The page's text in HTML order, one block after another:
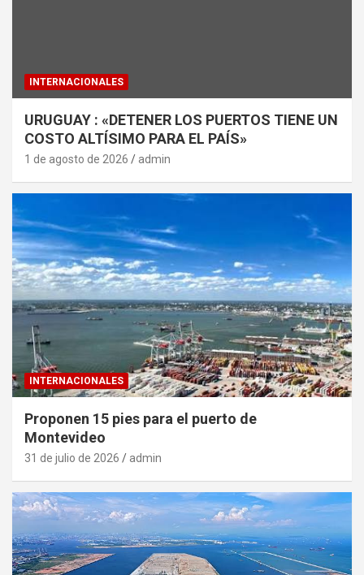
INTERNACIONALES
URUGUAY : «DETENER LOS PUERTOS TIENE UN
COSTO ALTÍSIMO PARA EL PAÍS»
1 de agosto de 2026 admin
INTERNACIONALES
Proponen 15 pies para el puerto de
Montevideo
31 de julio de 2026 admin